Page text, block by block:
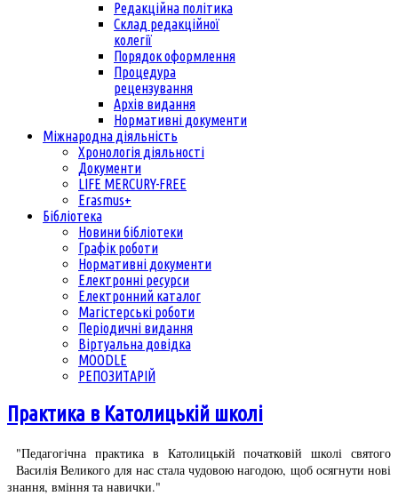
Редакційна політика
Склад редакційної
колегії
Порядок оформлення
Процедура
рецензування
Архів видання
Нормативні документи
Міжнародна діяльність
Хронологія діяльності
Документи
LIFE MERCURY-FREE
Erasmus+
Бібліотека
Новини бібліотеки
Графік роботи
Нормативні документи
Електронні ресурси
Електронний каталог
Магістерські роботи
Періодичні видання
Віртуальна довідка
MOODLE
РЕПОЗИТАРІЙ
Практика в Католицькій школі
"Педагогічна практика в Католицькій початковій школі святого
Василія Великого для нас стала чудовою нагодою, щоб осягнути нові
знання, вміння та навички."